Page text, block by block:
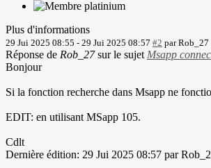
Plus d'informations
29 Jui 2025 08:55 - 29 Jui 2025 08:57 #2 parRob_27
Réponse de Rob_27sur le sujet Msapp
Bonjour
Si la fonction recherche dans Msapp ne
EDIT: en utilisant MSapp 105.
Cdlt
Dernière édition: 29 Jui 2025 08:57 par